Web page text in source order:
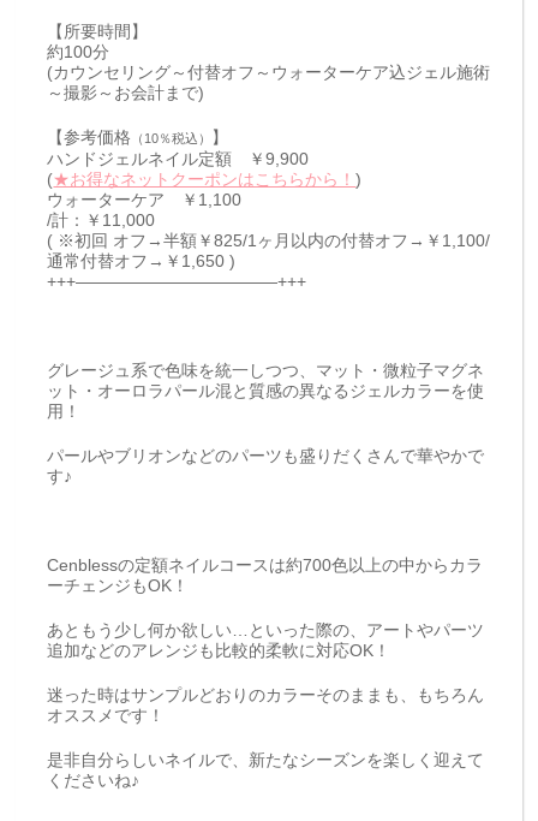
【所要時間】
約100分
(カウンセリング～付替オフ～ウォーターケア込ジェル施術
～撮影～お会計まで)
【参考価格 （10％税込）
】
ハンドジェルネイル定額 ￥9,900
(★お得なネットクーポンはこちらから！)
ウォーターケア ￥1,100
/計：￥11,000
( ※初回 オフ→半額￥825/1ヶ月以内の付替オフ→￥1,100/
通常付替オフ→￥1,650 )
+++————————————+++
グレージュ系で色味を統一しつつ、マット・微粒子マグネ
ット・オーロラパール混と質感の異なるジェルカラーを使
用！
パールやブリオンなどのパーツも盛りだくさんで華やかで
す♪
Cenblessの定額ネイルコースは約700色以上の中からカラ
ーチェンジもOK！
あともう少し何か欲しい…といった際の、アートやパーツ
追加などのアレンジも比較的柔軟に対応OK！
迷った時はサンプルどおりのカラーそのままも、もちろん
オススメです！
是非自分らしいネイルで、新たなシーズンを楽しく迎えて
くださいね♪